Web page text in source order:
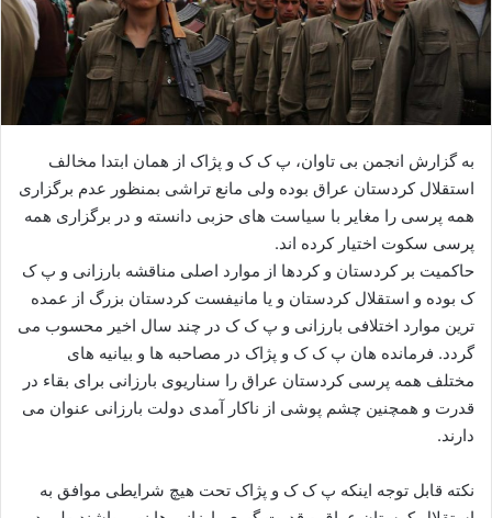
ل
به گزارش انجمن بی تاوان، پ ک ک و پژاک از همان ابتدا مخالف
استقلال کردستان عراق بوده ولی مانع تراشی بمنظور عدم برگزاری
همه پرسی را مغایر با سیاست های حزبی دانسته و در برگزاری همه
پرسی سکوت اختیار کرده اند.
حاکمیت بر کردستان و کردها از موارد اصلی مناقشه بارزانی و پ ک
ک بوده و استقلال کردستان و یا مانیفست کردستان بزرگ از عمده
ترین موارد اختلافی بارزانی و پ ک ک در چند سال اخیر محسوب می
گردد. فرمانده هان پ ک ک و پژاک در مصاحبه ها و بیانیه های
مختلف همه پرسی کردستان عراق را سناریوی بارزانی برای بقاء در
قدرت و همچنین چشم پوشی از ناکار آمدی دولت بارزانی عنوان می
دارند.
نکته قابل توجه اینکه پ ک ک و پژاک تحت هیچ شرایطی موافق به